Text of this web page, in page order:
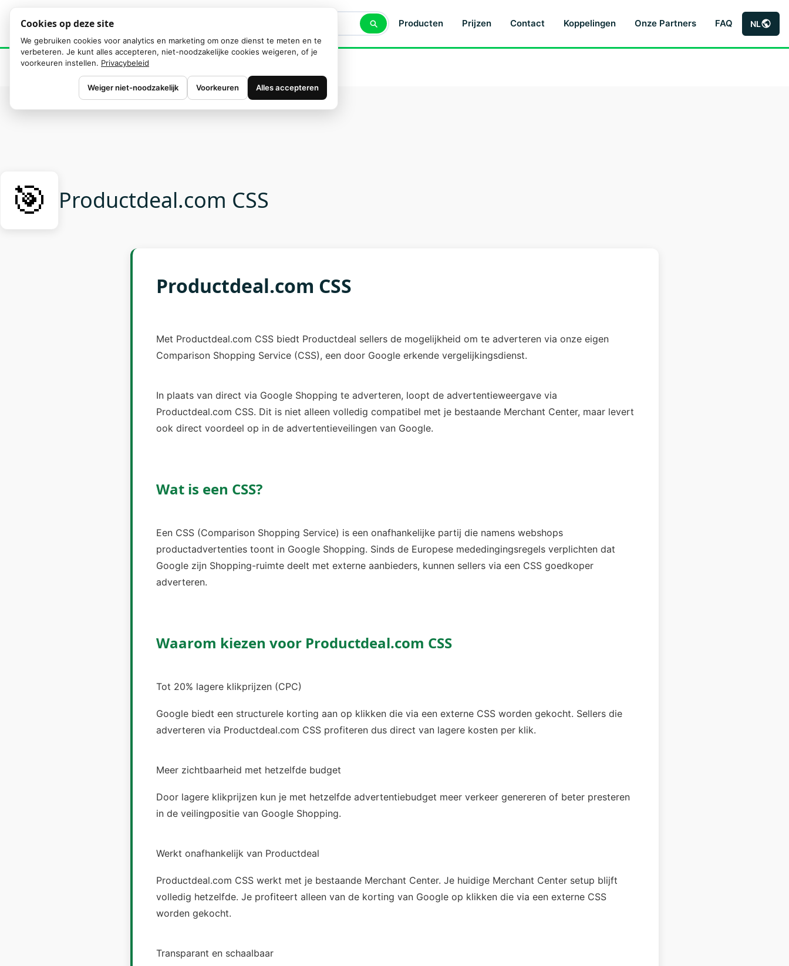
Cookies op deze site
We gebruiken cookies voor analytics en marketing om onze dienst te meten en te
verbeteren. Je kunt alles accepteren, niet-noodzakelijke cookies weigeren, of je
voorkeuren instellen. Privacybeleid
Weiger niet-noodzakelijk Voorkeuren Alles accepteren
Producten Prijzen Contact Koppelingen Onze Partners FAQ NL
🎯 Productdeal.com CSS
Productdeal.com CSS
Met Productdeal.com CSS biedt Productdeal sellers de mogelijkheid om te adverteren via onze eigen
Comparison Shopping Service (CSS), een door Google erkende vergelijkingsdienst.
In plaats van direct via Google Shopping te adverteren, loopt de advertentieweergave via
Productdeal.com CSS. Dit is niet alleen volledig compatibel met je bestaande Merchant Center, maar levert
ook direct voordeel op in de advertentieveilingen van Google.
Wat is een CSS?
Een CSS (Comparison Shopping Service) is een onafhankelijke partij die namens webshops
productadvertenties toont in Google Shopping. Sinds de Europese mededingingsregels verplichten dat
Google zijn Shopping-ruimte deelt met externe aanbieders, kunnen sellers via een CSS goedkoper
adverteren.
Waarom kiezen voor Productdeal.com CSS
Tot 20% lagere klikprijzen (CPC)
Google biedt een structurele korting aan op klikken die via een externe CSS worden gekocht. Sellers die
adverteren via Productdeal.com CSS profiteren dus direct van lagere kosten per klik.
Meer zichtbaarheid met hetzelfde budget
Door lagere klikprijzen kun je met hetzelfde advertentiebudget meer verkeer genereren of beter presteren
in de veilingpositie van Google Shopping.
Werkt onafhankelijk van Productdeal
Productdeal.com CSS werkt met je bestaande Merchant Center. Je huidige Merchant Center setup blijft
volledig hetzelfde. Je profiteert alleen van de korting van Google op klikken die via een externe CSS
worden gekocht.
Transparant en schaalbaar